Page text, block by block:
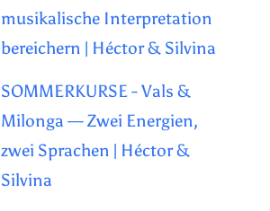
musikalische Interpretation
bereichern | Héctor & Silvina
SOMMERKURSE - Vals &
Milonga — Zwei Energien,
zwei Sprachen | Héctor &
Silvina